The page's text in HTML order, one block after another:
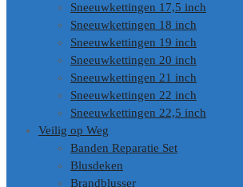
Sneeuwkettingen 17,5 inch
Sneeuwkettingen 18 inch
Sneeuwkettingen 19 inch
Sneeuwkettingen 20 inch
Sneeuwkettingen 21 inch
Sneeuwkettingen 22 inch
Sneeuwkettingen 22,5 inch
Veilig op Weg
Banden Reparatie Set
Blusdeken
Brandblusser